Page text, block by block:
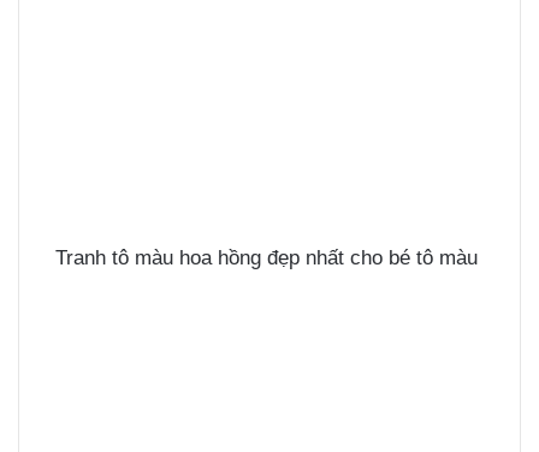
Tranh tô màu hoa hồng đẹp nhất cho bé tô màu